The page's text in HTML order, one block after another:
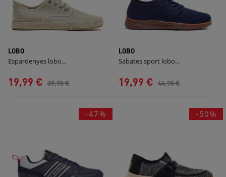
LOBO
Espardenyes lobo...
19,99 € 39,95 €
LOBO
Sabates sport lobo...
19,99 € 44,95 €
-47% -50%